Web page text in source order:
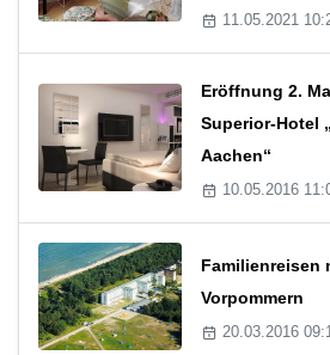
11.05.2021
Eröffnung 2.
Superior-Hotel
Aachen“
10.05.2016
Familienreisen
Vorpommern
20.03.2016